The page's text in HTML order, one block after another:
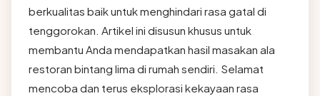
berkualitas baik untuk menghindari rasa gatal di
tenggorokan. Artikel ini disusun khusus untuk
membantu Anda mendapatkan hasil masakan ala
restoran bintang lima di rumah sendiri. Selamat
mencoba dan terus eksplorasi kekayaan rasa